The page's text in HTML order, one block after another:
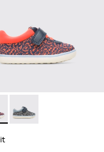
- K800329-001 -
Pursuit - K800329-